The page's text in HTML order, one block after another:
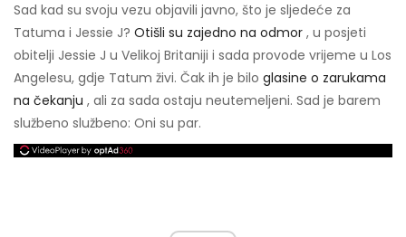
Sad kad su svoju vezu objavili javno, što je sljedeće za
Tatuma i Jessie J? Otišli su zajedno na odmor , u posjeti
obitelji Jessie J u Velikoj Britaniji i sada provode vrijeme u Los
Angelesu, gdje Tatum živi. Čak ih je bilo glasine o zarukama
na čekanju , ali za sada ostaju neutemeljeni. Sad je barem
službeno službeno: Oni su par.